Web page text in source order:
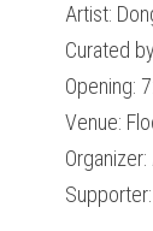
Artist:
Curated
Opening:
Venue: